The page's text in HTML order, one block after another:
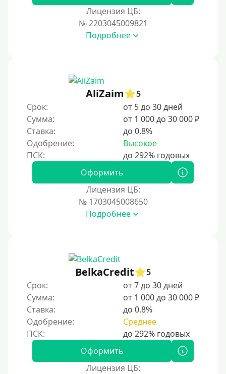
За час
Срочные
Моментальные онлайн
Экспресс
В день обращения
С 21 года
С 22 лет
С 23 лет
С 25 лет
Категории заемщиков
Лицензия ЦБ:
№ 2203045009821
Подробнее
AliZaim
5
Срок:
от 5 до 30 дней
Сумма:
от 1 000 до 30 000 ₽
Ставка:
до 0.8%
Одобрение:
Высокое
Оформить
Лицензия ЦБ:
№ 1703045008650
Подробнее
BelkaCredit
5
Срок:
от 7 до 30 дней
Сумма:
от 1 000 до 30 000 ₽
Ставка:
до 0.8%
Одобрение:
Среднее
Оформить
Лицензия ЦБ: